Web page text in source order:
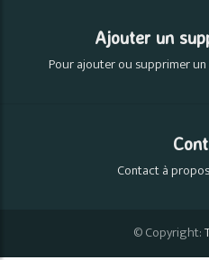
Ajouter un
Pour ajouter ou supprimer un
Contact à
© Copyright: